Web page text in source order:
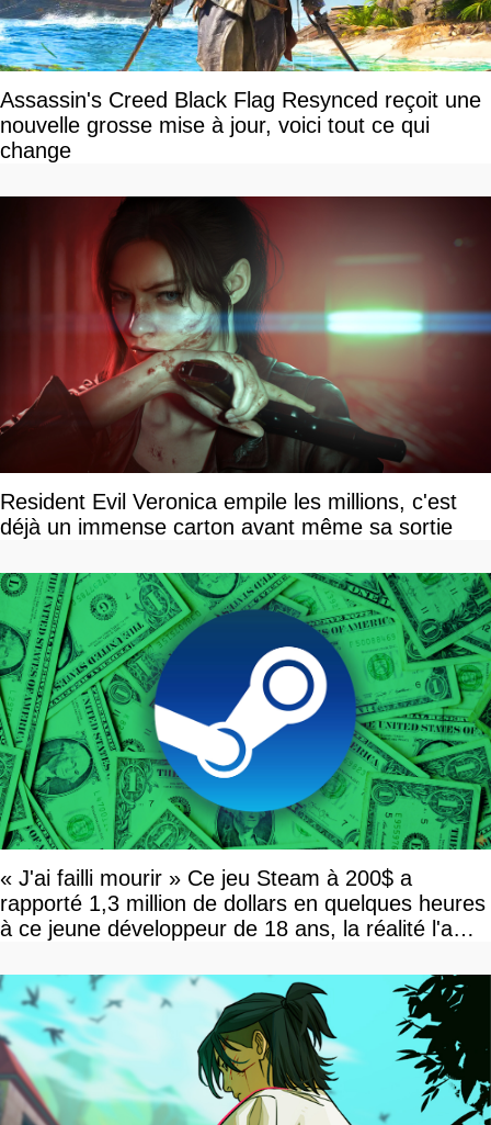
Assassin's Creed Black Flag Resynced reçoit une
nouvelle grosse mise à jour, voici tout ce qui
change
Resident Evil Veronica empile les millions, c'est
déjà un immense carton avant même sa sortie
« J'ai failli mourir » Ce jeu Steam à 200$ a
rapporté 1,3 million de dollars en quelques heures
à ce jeune développeur de 18 ans, la réalité l'a